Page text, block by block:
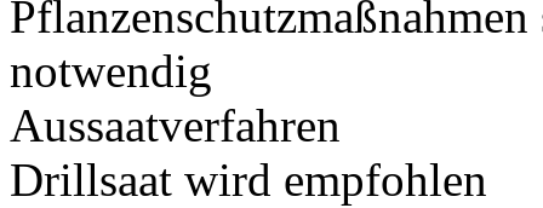
notwendig
Aussaatverfahren
Drillsaat wird empfohlen